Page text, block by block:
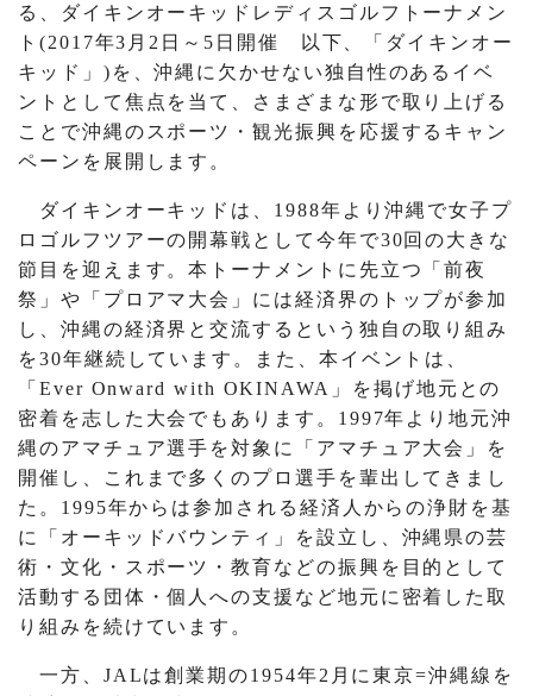
る、ダイキンオーキッドレディスゴルフトーナメン
ト(2017年3月2日～5日開催 以下、「ダイキンオー
キッド」)を、沖縄に欠かせない独自性のあるイベ
ントとして焦点を当て、さまざまな形で取り上げる
ことで沖縄のスポーツ・観光振興を応援するキャン
ペーンを展開します。
ダイキンオーキッドは、1988年より沖縄で女子プ
ロゴルフツアーの開幕戦として今年で30回の大きな
節目を迎えます。本トーナメントに先立つ「前夜
祭」や「プロアマ大会」には経済界のトップが参加
し、沖縄の経済界と交流するという独自の取り組み
を30年継続しています。また、本イベントは、
「Ever Onward with OKINAWA」を掲げ地元との
密着を志した大会でもあります。1997年より地元沖
縄のアマチュア選手を対象に「アマチュア大会」を
開催し、これまで多くのプロ選手を輩出してきまし
た。1995年からは参加される経済人からの浄財を基
に「オーキッドバウンティ」を設立し、沖縄県の芸
術・文化・スポーツ・教育などの振興を目的として
活動する団体・個人への支援など地元に密着した取
り組みを続けています。
一方、JALは創業期の1954年2月に東京=沖縄線を